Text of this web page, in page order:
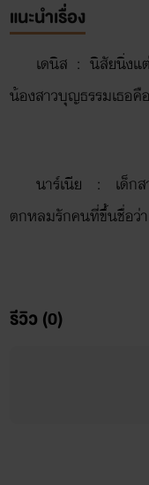
แนะนำเรื่อง
เดนิส : นิสัยนิ่งแ
น้องสาวบุญธรรมเธอคื
นาร์เนีย : เด็กส
ตกหลุมรักคนที่ขึ้นชื่อว่า
“พี่เช็ดตัวให้ เลิก
รีวิว (0)